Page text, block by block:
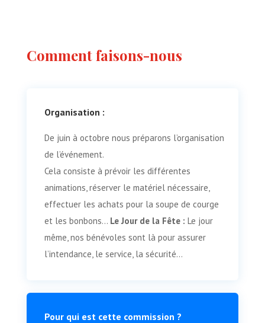
Comment faisons-nous
Organisation :
De juin à octobre nous préparons l’organisation
de l’événement.
Cela consiste à prévoir les différentes
animations, réserver le matériel nécessaire,
effectuer les achats pour la soupe de courge
et les bonbons… Le Jour de la Fête : Le jour
même, nos bénévoles sont là pour assurer
l’intendance, le service, la sécurité…
Pour qui est cette commission ?